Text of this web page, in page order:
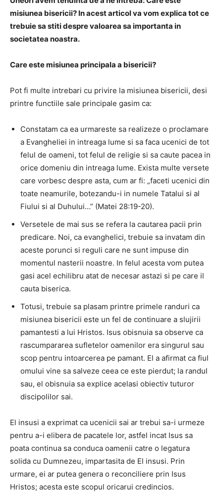
misiunea bisericii? In acest articol va vom explica tot ce
trebuie sa stiti despre valoarea sa importanta in
societatea noastra.
Care este misiunea principala a bisericii?
Pot fi multe intrebari cu privire la misiunea bisericii, desi
printre functiile sale principale gasim ca:
Constatam ca ea urmareste sa realizeze o proclamare
a Evangheliei in intreaga lume si sa faca ucenici de tot
felul de oameni, tot felul de religie si sa caute pacea in
orice domeniu din intreaga lume. Exista multe versete
care vorbesc despre asta, cum ar fi: „faceti ucenici din
toate neamurile, botezandu-i in numele Tatalui si al
Fiului si al Duhului…” (Matei 28:19-20).
Versetele de mai sus se refera la cautarea pacii prin
predicare. Noi, ca evanghelici, trebuie sa invatam din
aceste porunci si reguli care ne sunt impuse din
momentul nasterii noastre. In felul acesta vom putea
gasi acel echilibru atat de necesar astazi si pe care il
cauta biserica.
Totusi, trebuie sa plasam printre primele randuri ca
misiunea bisericii este un fel de continuare a slujirii
pamantesti a lui Hristos. Isus obisnuia sa observe ca
rascumpararea sufletelor oamenilor era singurul sau
scop pentru intoarcerea pe pamant. El a afirmat ca fiul
omului vine sa salveze ceea ce este pierdut; la randul
sau, el obisnuia sa explice acelasi obiectiv tuturor
discipolilor sai.
El insusi a exprimat ca ucenicii sai ar trebui sa-i urmeze
pentru a-i elibera de pacatele lor, astfel incat Isus sa
poata continua sa conduca oamenii catre o legatura
solida cu Dumnezeu, impartasita de El insusi. Prin
urmare, ei ar putea genera o reconciliere prin Isus
Hristos; acesta este scopul oricarui credincios.